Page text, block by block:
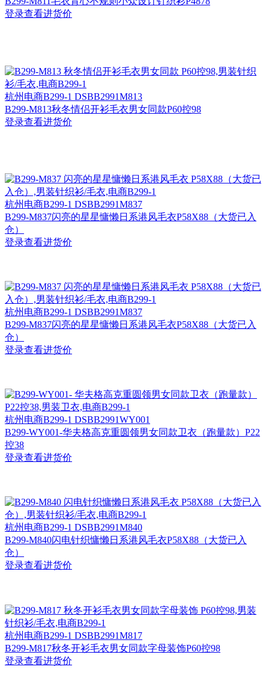
登录查看进货价
杭州 电商B299-1 DSBB2991M813
B299-M813秋冬情侣开衫毛衣男女同款P60控98
登录查看进货价
杭州 电商B299-1 DSBB2991M837
B299-M837闪亮的星星慵懒日系港风毛衣P58X88（大货已入
仓）
登录查看进货价
杭州 电商B299-1 DSBB2991M837
B299-M837闪亮的星星慵懒日系港风毛衣P58X88（大货已入
仓）
登录查看进货价
杭州 电商B299-1 DSBB2991WY001
B299-WY001-华夫格高克重圆领男女同款卫衣（跑量款）P22
控38
登录查看进货价
杭州 电商B299-1 DSBB2991M840
B299-M840闪电针织慵懒日系港风毛衣P58X88（大货已入
仓）
登录查看进货价
杭州 电商B299-1 DSBB2991M817
B299-M817秋冬开衫毛衣男女同款字母装饰P60控98
登录查看进货价